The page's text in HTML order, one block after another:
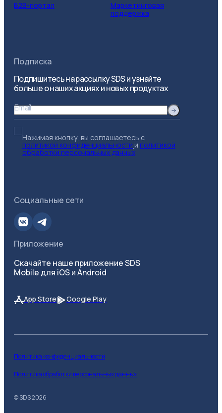
B2B-портал
Маркетинговая
поддержка
Подписка
Подпишитесь на рассылку SDS и узнайте
больше о наших акциях и новых продуктах
Email
Нажимая кнопку, вы соглашаетесь с
политикой конфиденциальности и политикой
обработки персональных данных
Социальные сети
Приложение
Скачайте наше приложение SDS
Mobile для iOS и Android
App Store Google Play
© SDS2026
Политика конфиденциальности
Политика обработки персональных данных